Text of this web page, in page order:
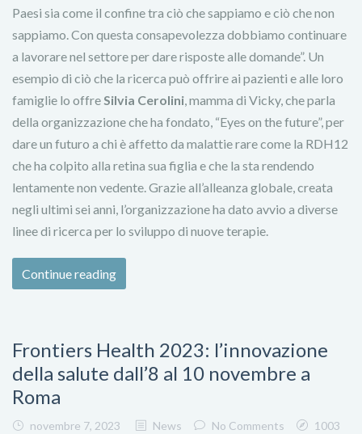
Paesi sia come il confine tra ciò che sappiamo e ciò che non
sappiamo. Con questa consapevolezza dobbiamo continuare
a lavorare nel settore per dare risposte alle domande”. Un
esempio di ciò che la ricerca può offrire ai pazienti e alle loro
famiglie lo offreSilvia Cerolini, mamma di Vicky, che parla
della organizzazione che ha fondato, “Eyes on the future”, per
dare un futuro a chi è affetto da malattie rare come la RDH12
che ha colpito alla retina sua figlia e che la sta rendendo
lentamente non vedente. Grazie all’alleanza globale, creata
negli ultimi sei anni, l’organizzazione ha dato avvio a diverse
linee di ricerca per lo sviluppo di nuove terapie.
Continue reading
Frontiers Health 2023: l’innovazione
della salute dall’8 al 10 novembre a
Roma
novembre 7, 2023 News No Comments
1003